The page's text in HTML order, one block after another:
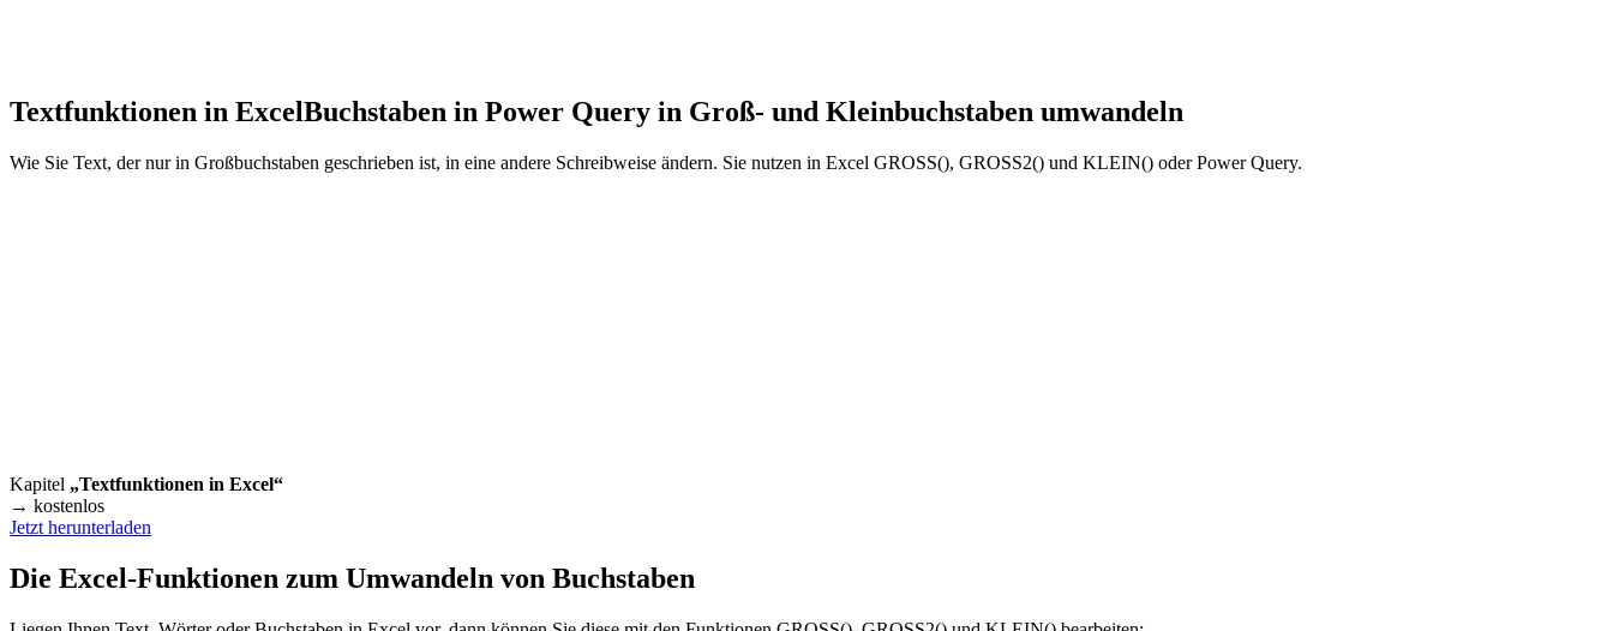
Textfunktionen in ExcelBuchstaben in Power Query in Groß- und Kleinbuchstaben umwandeln
Wie Sie Text, der nur in Großbuchstaben geschrieben ist, in eine andere Schreibweise ändern. Sie nutzen in Excel GROSS(), GROSS2() und KLEIN() oder Power Query.
Kapitel „Textfunktionen in Excel“
→ kostenlos
Jetzt herunterladen
Die Excel-Funktionen zum Umwandeln von Buchstaben